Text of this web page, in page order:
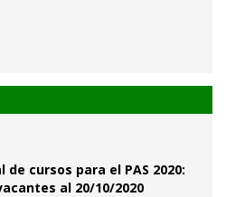
cursos para el PAS 2020:
al 20/10/2020